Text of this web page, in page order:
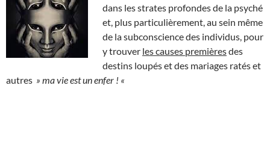
dans les strates profondes de la psyché
et, plus particulièrement, au sein même
de la subconscience des individus, pour
y trouver les causes premièresdes
destins loupés et des mariages ratés et
autres » ma vie est un enfer ! «